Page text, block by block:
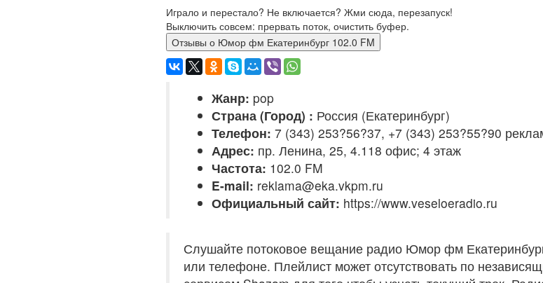
Играло и перестало? Не включается? Жми сюда, перезапуск!
Выключить совсем: прервать поток, очистить буфер.
Отзывы о Юмор фм Екатеринбург 102.0 FM
Жанр: pop
Страна (Город) : Россия (Екатеринбург)
Телефон: 7 (343) 253?56?37, +7 (343) 253?55?90
Адрес: пр. Ленина, 25, 4.118 офис; 4 этаж
Частота: 102.0 FM
E-mail: reklama@eka.vkpm.ru
Официальный сайт: https://www.veseloeradio.ru
Слушайте потоковое вещание радио Юмор фм
или телефоне. Плейлист может отсутствовать по